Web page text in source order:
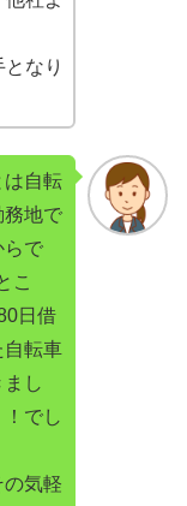
なり
は自転
務地で
らで
こ
日借
自転車
し
でし
気軽